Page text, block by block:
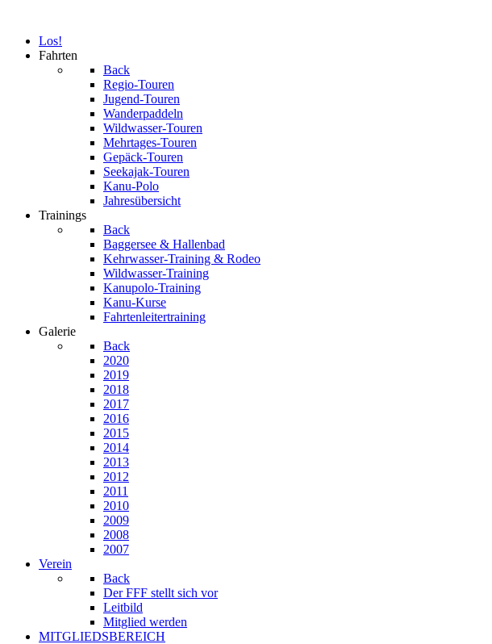
Los!
Fahrten
Back
Regio-Touren
Jugend-Touren
Wanderpaddeln
Wildwasser-Touren
Mehrtages-Touren
Gepäck-Touren
Seekajak-Touren
Kanu-Polo
Jahresübersicht
Trainings
Back
Baggersee & Hallenbad
Kehrwasser-Training & Rodeo
Wildwasser-Training
Kanupolo-Training
Kanu-Kurse
Fahrtenleitertraining
Galerie
Back
2020
2019
2018
2017
2016
2015
2014
2013
2012
2011
2010
2009
2008
2007
Verein
Back
Der FFF stellt sich vor
Leitbild
Mitglied werden
MITGLIEDSBEREICH